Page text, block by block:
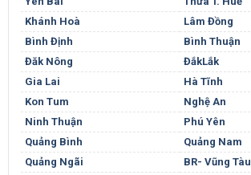
Khánh Hoà
Lâm Đồng
Bình Định
Bình Thuận
Đăk Nông
ĐắkLắk
Gia Lai
Hà Tĩnh
Kon Tum
Nghệ An
Ninh Thuận
Phú Yên
Quảng Bình
Quảng Nam
Quảng Ngãi
BR- Vũng Tàu